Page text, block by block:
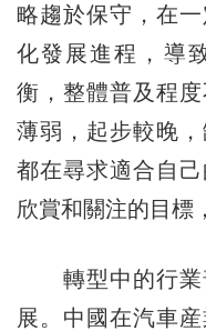
略趨於保守，在
化發展進程，導
衡，整體普及程
薄弱，起步較晚
都在尋求適合自
欣賞和關注的目標
轉型中的行業
展。中國在汽車